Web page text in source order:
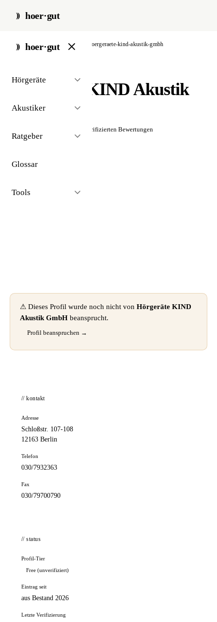
hoer·gut
hoer·gut
Hörgeräte
Akustiker
Ratgeber
Glossar
Tools
start / akustiker / berlin hoergeraete-kind-akustik-gmbh
Hörgeräte KIND Akustik
GmbH
Noch keine verifizierten Bewertungen
⚠ Dieses Profil wurde noch nicht von Hörgeräte KIND
Akustik GmbH beansprucht.
Profil beanspruchen →
// kontakt
Adresse
Schloßstr. 107-108
12163 Berlin
Telefon
030/7932363
Fax
030/79700790
// status
Profil-Tier
Free (unverifiziert)
Eintrag seit
aus Bestand 2026
Letzte Verifizierung